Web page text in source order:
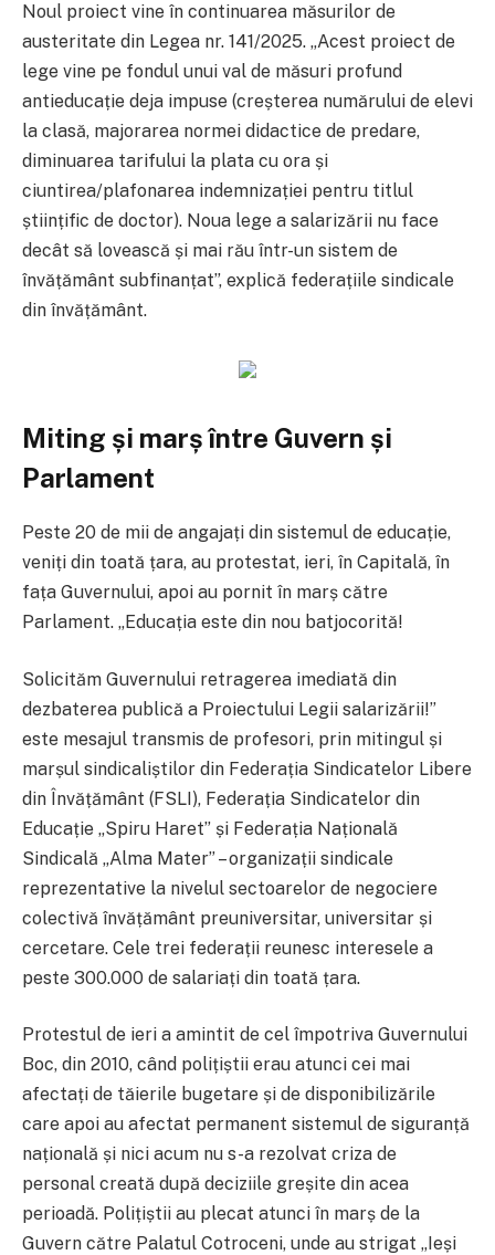
Noul proiect vine în continuarea măsurilor de
austeritate din Legea nr. 141/2025. „Acest proiect de
lege vine pe fondul unui val de măsuri profund
antieducație deja impuse (creșterea numărului de elevi
la clasă, majorarea normei didactice de predare,
diminuarea tarifului la plata cu ora și
ciuntirea/plafonarea indemnizației pentru titlul
științific de doctor). Noua lege a salarizării nu face
decât să lovească și mai rău într-un sistem de
învățământ subfinanțat”, explică federațiile sindicale
din învățământ.
Miting și marș între Guvern și
Parlament
Peste 20 de mii de angajați din sistemul de educație,
veniți din toată țara, au protestat, ieri, în Capitală, în
fața Guvernului, apoi au pornit în marș către
Parlament. „Educația este din nou batjocorită!
Solicităm Guvernului retragerea imediată din
dezbaterea publică a Proiectului Legii salarizării!”
este mesajul transmis de profesori, prin mitingul și
marșul sindicaliștilor din Federația Sindicatelor Libere
din Învățământ (FSLI), Federația Sindicatelor din
Educație „Spiru Haret” și Federația Națională
Sindicală „Alma Mater” – organizații sindicale
reprezentative la nivelul sectoarelor de negociere
colectivă învățământ preuniversitar, universitar și
cercetare. Cele trei federații reunesc interesele a
peste 300.000 de salariați din toată țara.
Protestul de ieri a amintit de cel împotriva Guvernului
Boc, din 2010, când polițiștii erau atunci cei mai
afectați de tăierile bugetare și de disponibilizările
care apoi au afectat permanent sistemul de siguranță
națională și nici acum nu s-a rezolvat criza de
personal creată după deciziile greșite din acea
perioadă. Polițiștii au plecat atunci în marș de la
Guvern către Palatul Cotroceni, unde au strigat „Ieși